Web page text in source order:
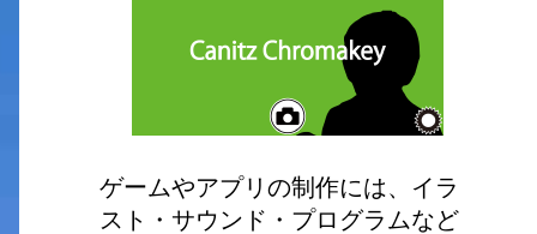
ゲームやアプリの制作には、イラ
スト・サウンド・プログラムなど